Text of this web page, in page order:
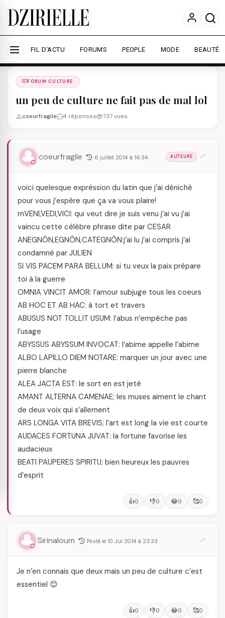
Nous utilisons des cookies pour améliorer votre
expérience et mesurer l'audience.
En savoir plus
Accepter tout Personnaliser
FIL D'ACTU FORUMS PEOPLE MODE BEAUTÉ
Forums
FORUM CULTURE
un peu de culture ne fait pas de mal lol
coeurfragile 4 réponses 737 vues
coeurfragile 6 juillet 2014 à 16:34 AUTEURE
voici quelesque expréssion du latin que j’ai déniché
pour vous j’espère que ça va vous plaire!
rnVENI,VEDI,VICI: qui veut dire je suis venu j’ai vu j’ai
vaincu cette célèbre phrase dite par CESAR
ANEGNÔN,EGNÔN,CATEGNÔN:j’ai lu j’ai compris j’ai
condamné par JULIEN
SI VIS PACEM PARA BELLUM: si tu veux la paix prépare
toi à la guerre
OMNIA VINCIT AMOR: l’amour subjuge tous les coeurs
AB HOC ET AB HAC: à tort et travers
ABUSUS NOT TOLLIT USUM: l’abus n’empêche pas
l’usage
ABYSSUS ABYSSUM INVOCAT: l’abime appelle l’abime
ALBO LAPILLO DIEM NOTARE: marquer un jour avec une
pierre blanche
ALEA JACTA EST: le sort en est jeté
AMANT ALTERNA CAMENAE; les muses aiment le chant
de deux voix qui s’allernent
ARS LONGA VITA BREVIS; l’art est long la vie est courte
AUDACES FORTUNA JUVAT: la fortune favorise les
audacieux
BEATI PAUPERES SPIRITU; bien heureux les pauvres
d’esprit
👍0 👎0 😂0 🥰0
Sirinaloum Posté le 10 Jul 2014 à 23:33
Je n’en connais que deux mais un peu de culture c’est
essentiel 😊
👍0 👎0 😂0 🥰0